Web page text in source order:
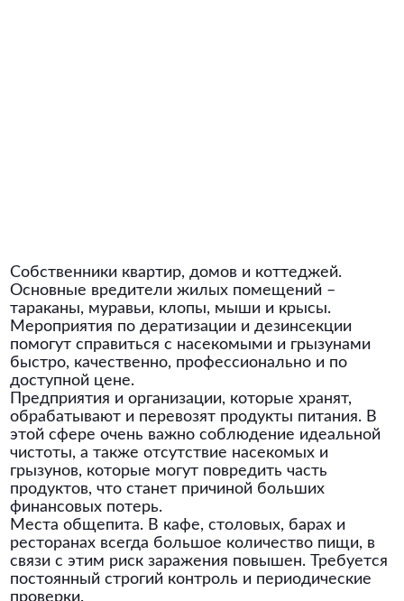
Собственники квартир, домов и коттеджей.
Основные вредители жилых помещений –
тараканы, муравьи, клопы, мыши и крысы.
Мероприятия по дератизации и дезинсекции
помогут справиться с насекомыми и грызунами
быстро, качественно, профессионально и по
доступной цене.
Предприятия и организации, которые хранят,
обрабатывают и перевозят продукты питания. В
этой сфере очень важно соблюдение идеальной
чистоты, а также отсутствие насекомых и
грызунов, которые могут повредить часть
продуктов, что станет причиной больших
финансовых потерь.
Места общепита. В кафе, столовых, барах и
ресторанах всегда большое количество пищи, в
связи с этим риск заражения повышен. Требуется
постоянный строгий контроль и периодические
проверки.